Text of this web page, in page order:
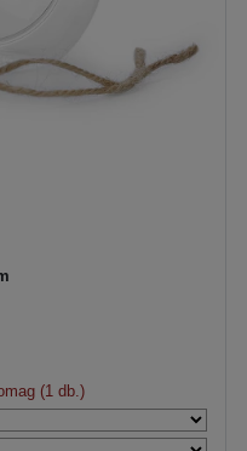
(1 db.)